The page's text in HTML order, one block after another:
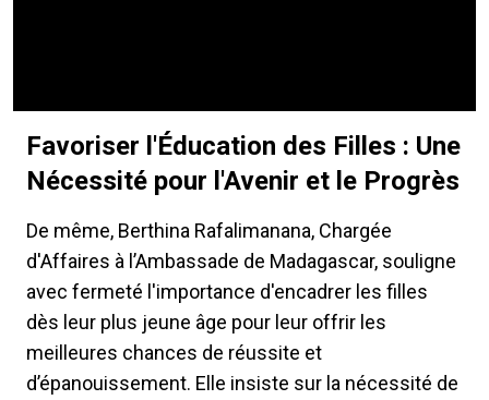
Favoriser l'Éducation des Filles : Une
Nécessité pour l'Avenir et le Progrès
De même, Berthina Rafalimanana, Chargée
d'Affaires à l’Ambassade de Madagascar, souligne
avec fermeté l'importance d'encadrer les filles
dès leur plus jeune âge pour leur offrir les
meilleures chances de réussite et
d’épanouissement. Elle insiste sur la nécessité de